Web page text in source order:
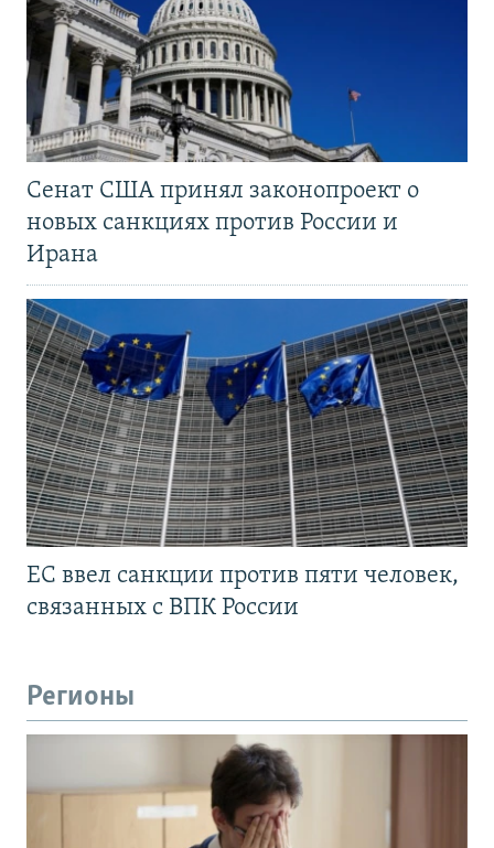
Сенат США принял законопроект о
новых санкциях против России и
Ирана
ЕС ввел санкции против пяти человек,
связанных с ВПК России
Регионы